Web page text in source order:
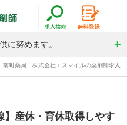
に努めます。
南町薬局 株式会社エスマイルの薬剤師求人
】産休・育休取得しやす